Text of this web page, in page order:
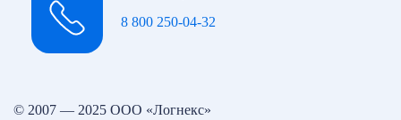
8 800 250-04-32
© 2007 — 2025 ООО «Логнекс»